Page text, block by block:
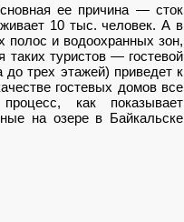
ее причина — сток
10 тыс. человек. А в
полос и водоохранных зон,
туристов — гостевой
трех этажей) приведет к
гостевых домов все
как показывает
на озере в Байкальске